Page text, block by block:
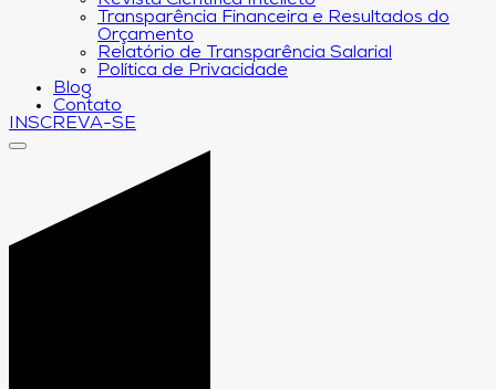
Transparência Financeira e Resultados do
Orçamento
Relatório de Transparência Salarial
Política de Privacidade
Blog
Contato
INSCREVA-SE